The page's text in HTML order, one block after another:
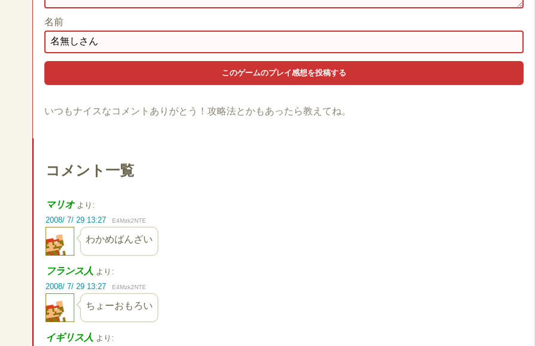
名前
いつもナイスなコメントありがとう！攻略法とかもあったら教えてね。
コメント一覧
マリオ より:
2008/ 7/ 29 13:27
E4Mzk2NTE
わかめばんざい
フランス人 より:
2008/ 7/ 29 13:27
E4Mzk2NTE
ちょーおもろい
イギリス人 より: